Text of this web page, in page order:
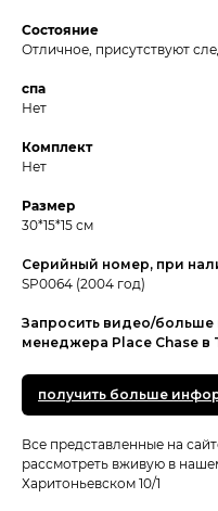
Состояние
Отличное, присутствуют
спа
Нет
Комплект
Нет
Размер
30*15*15 см
Серийный номер, при
SP0064 (2004 год)
Запросить видео/
менеджера Place Chase в
получить больше
Все представленные на
рассмотреть вживую в
Харитоньевском 10/1